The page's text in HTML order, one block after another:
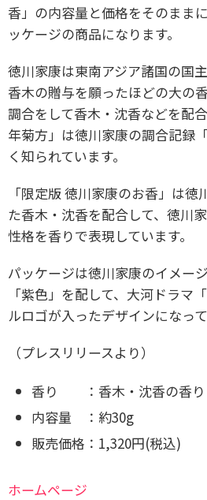
香」の内容量と価格をそのまま
ッケージの商品になります。
徳川家康は東南アジア諸国の国
香木の贈与を願ったほどの大の
調合をして香木・沈香などを配
年菊方」は徳川家康の調合記録
く知られています。
「限定版 徳川家康のお香」は
た香木・沈香を配合して、徳川
性格を香りで表現しています。
パッケージは徳川家康のイメー
「紫色」を配して、大河ドラマ
ルロゴが入ったデザインになって
（プレスリリースより）
香り ：香木・沈香の香り
内容量 ：約30g
販売価格：1,320円(税込)
ホームページ